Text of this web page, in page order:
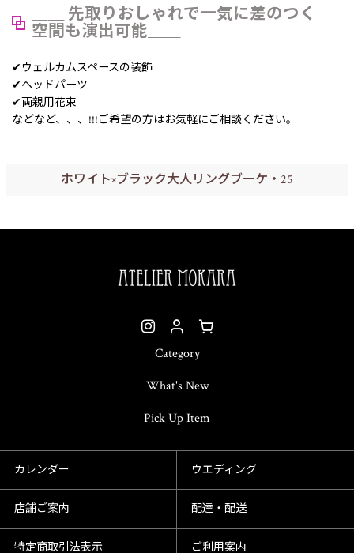
ホワイト×ブラック大人リングブーケ・25
＿＿ 先取りおしゃれで一気に差のつく
空間も演出可能＿＿
✔︎ウェルカムスペースの装飾
✔︎ヘッドパーツ
✔︎両親用花束
などなど、、、!!!ご希望の方はお気軽にご相談ください。
Category
What's New
Pick Up Item
カレンダー ウエディング
店舗ご案内 配達・配送
特定商取引法表示 ご利用案内